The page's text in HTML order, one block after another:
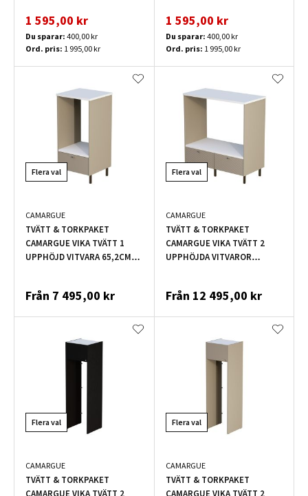
1 595,00 kr
Du sparar: 400,00 kr
Ord. pris: 1 995,00 kr
1 595,00 kr
Du sparar: 400,00 kr
Ord. pris: 1 995,00 kr
Flera val
CAMARGUE
TVÄTT & TORKPAKET
CAMARGUE VIKA TVÄTT 1
UPPHÖJD VITVARA 65,2CM
Från 7 495,00 kr
Flera val
CAMARGUE
TVÄTT & TORKPAKET
CAMARGUE VIKA TVÄTT 2
UPPHÖJDA VITVAROR
Från 12 495,00 kr
Flera val
CAMARGUE
TVÄTT & TORKPAKET
Flera val
CAMARGUE
TVÄTT & TORKPAKET